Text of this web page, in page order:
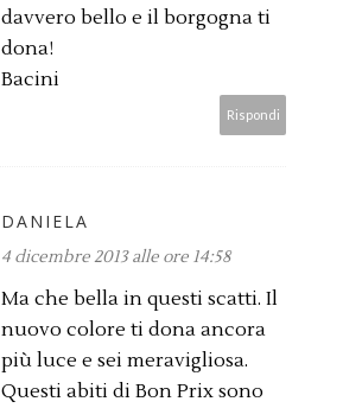
davvero bello e il borgogna ti
dona!
Bacini
Rispondi
DANIELA
4 dicembre 2013 alle ore 14:58
Ma che bella in questi scatti. Il
nuovo colore ti dona ancora
più luce e sei meravigliosa.
Questi abiti di Bon Prix sono